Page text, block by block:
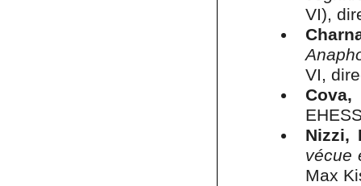
VI),
VI,
Nizzi,
vécue
Max